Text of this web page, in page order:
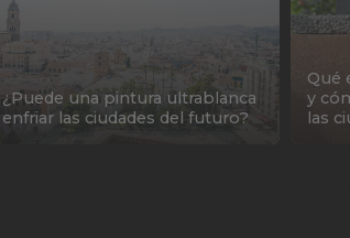
¿Puede una pintura ultrablanca
enfriar las ciudades del futuro?
Qué
y
las